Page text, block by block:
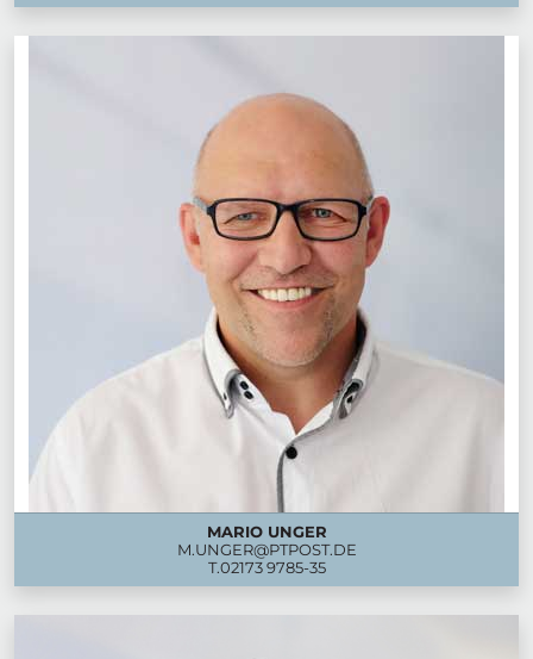
MARIO UNGER
M.UNGER@PTPOST.DE
T.02173 9785-35